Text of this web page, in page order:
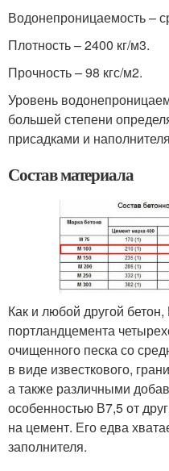
Водонепроницаемость –
Плотность – 2400 кг/м3.
Прочность – 98 кгс/м2.
Уровень
большей степени
присадками и
Состав материала
Как и любой другой
портландцемента
очищенного песка со
в виде известкового,
а также различными
особенностью В7,5 от
на цемент. Его едва
заполнителя.